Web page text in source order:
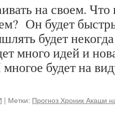
на своем.
Он будет
будет
много идей и
будет на
| Метки: Прогноз Хроник Акаши